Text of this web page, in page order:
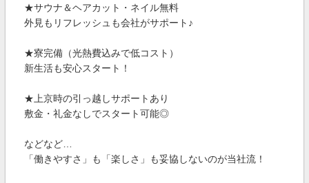
★サウナ＆ヘアカット・ネイル無料
外見もリフレッシュも会社がサポート♪
★寮完備（光熱費込みで低コスト）
新生活も安心スタート！
★上京時の引っ越しサポートあり
敷金・礼金なしでスタート可能◎
などなど…
「働きやすさ」も「楽しさ」も妥協しないのが当社流！